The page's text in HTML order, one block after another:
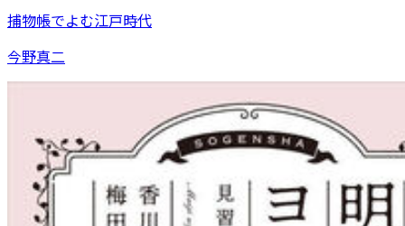
捕物帳でよむ江戸時代
今野真二